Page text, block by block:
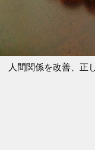
人間関係を改善、正